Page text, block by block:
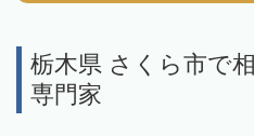
栃木県 さくら市で
専門家